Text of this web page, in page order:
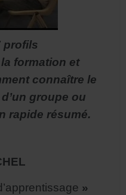
profils
formation et
connaître le
groupe ou
rapide résumé.
»